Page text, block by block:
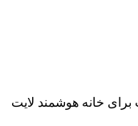
خانه هوشمند لایت